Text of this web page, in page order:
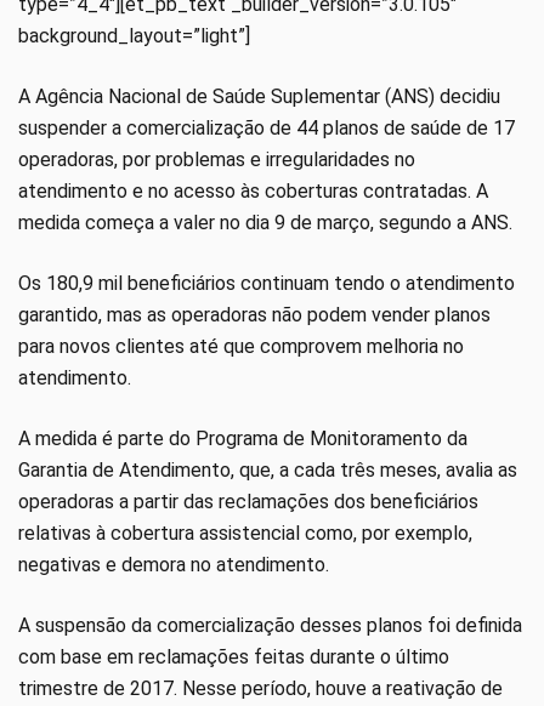
background_layout=”light”]
A Agência Nacional de Saúde Suplementar (ANS) decidiu
suspender a comercialização de 44 planos de saúde de 17
operadoras, por problemas e irregularidades no
atendimento e no acesso às coberturas contratadas. A
medida começa a valer no dia 9 de março, segundo a ANS.
Os 180,9 mil beneficiários continuam tendo o atendimento
garantido, mas as operadoras não podem vender planos
para novos clientes até que comprovem melhoria no
atendimento.
A medida é parte do Programa de Monitoramento da
Garantia de Atendimento, que, a cada três meses, avalia as
operadoras a partir das reclamações dos beneficiários
relativas à cobertura assistencial como, por exemplo,
negativas e demora no atendimento.
A suspensão da comercialização desses planos foi definida
com base em reclamações feitas durante o último
trimestre de 2017. Nesse período, houve a reativação de